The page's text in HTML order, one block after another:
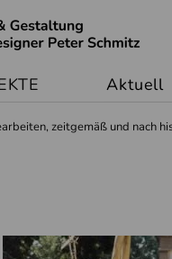
Aktuell
zeitgemäß und nach